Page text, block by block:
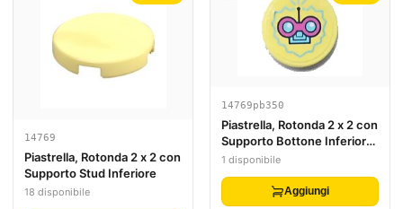
14769
Piastrella, Rotonda 2 x 2 con
Supporto Stud Inferiore
18 disponibile
14769pb350
Piastrella, Rotonda 2 x 2 con
Supporto Bottone Inferiore
con Circuito Rosa Scuro e
(Adesivo) - Set 41329
1 disponibile
Aggiungi